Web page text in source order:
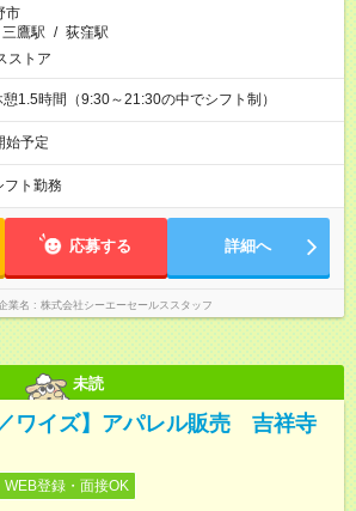
市
三鷹駅 / 荻窪駅
ストア
1.5時間（9:30～21:30の中でシフト制）
始予定
フト勤務
応募する 詳細へ
業名 株式会社シーエーセールススタッフ
未読
ワイズ】アパレル販売 吉祥寺
WEB登録・面接OK